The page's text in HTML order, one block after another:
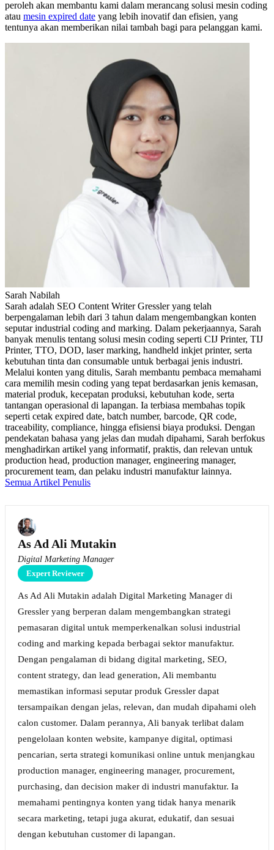
peroleh akan membantu kami dalam merancang solusi mesin coding
atau mesin expired date yang lebih inovatif dan efisien, yang
tentunya akan memberikan nilai tambah bagi para pelanggan kami.
Sarah Nabilah
Sarah adalah SEO Content Writer Gressler yang telah
berpengalaman lebih dari 3 tahun dalam mengembangkan konten
seputar industrial coding and marking. Dalam pekerjaannya, Sarah
banyak menulis tentang solusi mesin coding seperti CIJ Printer, TIJ
Printer, TTO, DOD, laser marking, handheld inkjet printer, serta
kebutuhan tinta dan consumable untuk berbagai jenis industri.
Melalui konten yang ditulis, Sarah membantu pembaca memahami
cara memilih mesin coding yang tepat berdasarkan jenis kemasan,
material produk, kecepatan produksi, kebutuhan kode, serta
tantangan operasional di lapangan. Ia terbiasa membahas topik
seperti cetak expired date, batch number, barcode, QR code,
traceability, compliance, hingga efisiensi biaya produksi. Dengan
pendekatan bahasa yang jelas dan mudah dipahami, Sarah berfokus
menghadirkan artikel yang informatif, praktis, dan relevan untuk
production head, production manager, engineering manager,
procurement team, dan pelaku industri manufaktur lainnya.
Semua Artikel Penulis
As Ad Ali Mutakin
Digital Marketing Manager
Expert Reviewer
As Ad Ali Mutakin adalah Digital Marketing Manager di
Gressler yang berperan dalam mengembangkan strategi
pemasaran digital untuk memperkenalkan solusi industrial
coding and marking kepada berbagai sektor manufaktur.
Dengan pengalaman di bidang digital marketing, SEO,
content strategy, dan lead generation, Ali membantu
memastikan informasi seputar produk Gressler dapat
tersampaikan dengan jelas, relevan, dan mudah dipahami oleh
calon customer. Dalam perannya, Ali banyak terlibat dalam
pengelolaan konten website, kampanye digital, optimasi
pencarian, serta strategi komunikasi online untuk menjangkau
production manager, engineering manager, procurement,
purchasing, dan decision maker di industri manufaktur. Ia
memahami pentingnya konten yang tidak hanya menarik
secara marketing, tetapi juga akurat, edukatif, dan sesuai
dengan kebutuhan customer di lapangan.